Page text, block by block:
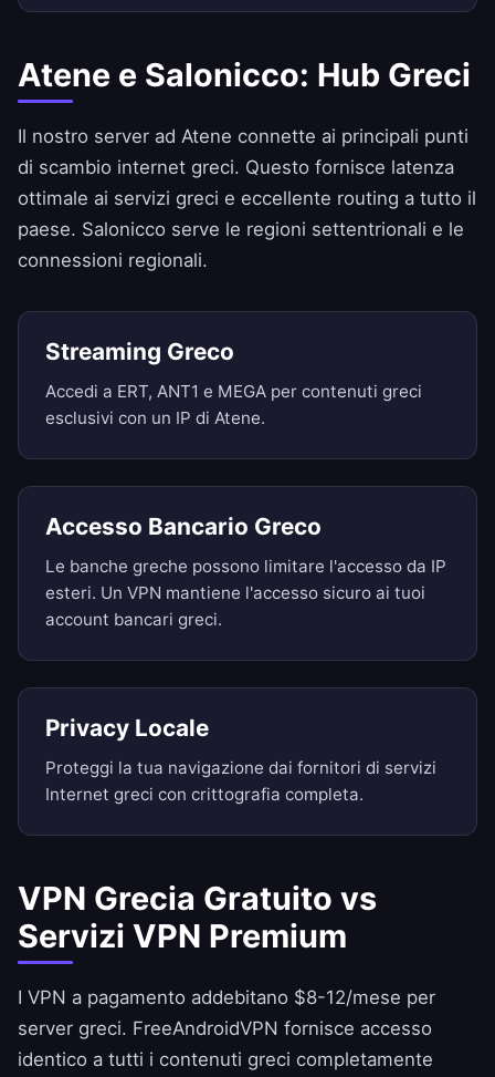
Atene e Salonicco: Hub Greci
Il nostro server ad Atene connette ai principali punti
di scambio internet greci. Questo fornisce latenza
ottimale ai servizi greci e eccellente routing a tutto il
paese. Salonicco serve le regioni settentrionali e le
connessioni regionali.
Streaming Greco
Accedi a ERT, ANT1 e MEGA per contenuti greci
esclusivi con un IP di Atene.
Accesso Bancario Greco
Le banche greche possono limitare l'accesso da IP
esteri. Un VPN mantiene l'accesso sicuro ai tuoi
account bancari greci.
Privacy Locale
Proteggi la tua navigazione dai fornitori di servizi
Internet greci con crittografia completa.
VPN Grecia Gratuito vs
Servizi VPN Premium
I VPN a pagamento addebitano $8-12/mese per
server greci. FreeAndroidVPN fornisce accesso
identico a tutti i contenuti greci completamente